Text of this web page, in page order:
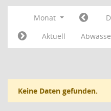
Monat
Aktuell
Keine Daten gefunden.